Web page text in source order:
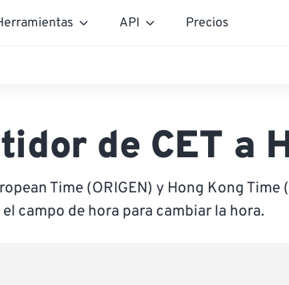
API Precios
de CET a
Time (ORIGEN) y Hong Kong Time
campo de hora para cambiar la hora.